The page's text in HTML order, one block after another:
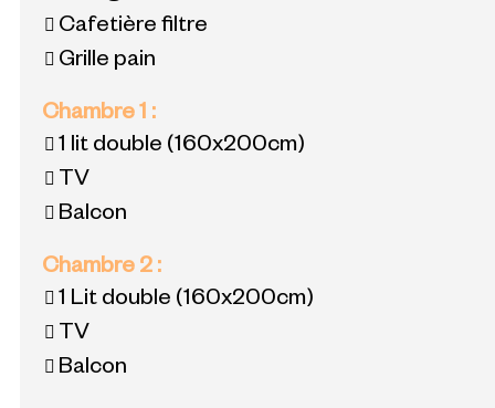
Cafetière filtre
Grille pain
Chambre 1 :
1 lit double (160x200cm)
TV
Balcon
Chambre 2 :
1 Lit double (160x200cm)
TV
Balcon